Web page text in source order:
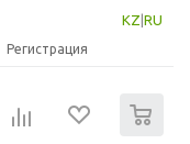
KZ RU
Регистрация